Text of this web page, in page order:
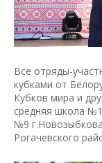
Все отряды-
кубками от
Кубков мира и
средняя школа
№9
Рогачевского